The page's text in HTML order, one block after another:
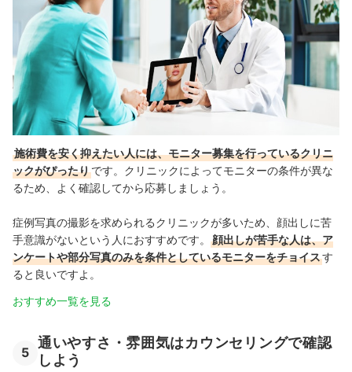
施術費を安く抑えたい人には、モニター募集を行っているクリニ
ックがぴったりです。クリニックによってモニターの条件が異な
るため、よく確認してから応募しましょう。
症例写真の撮影を求められるクリニックが多いため、顔出しに苦
手意識がないという人におすすめです。
顔出しが苦手な人は、ア
ンケートや部分写真のみを条件としているモニターをチョイスす
ると良いですよ。
おすすめ一覧を見る
5
通いやすさ・雰囲気はカウンセリングで確認
しよう